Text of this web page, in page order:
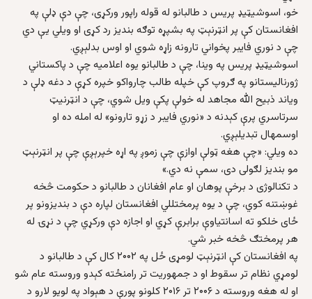
خو، اسوشیټیډ پریس د طالبانو له قوله راپور ورکړی، چې دې ډلې په
افغانستان کې پر انټرنېټ په بشپړه توګه بندیز رد کړی او ویلي یې دي
چې د نوري فایبر پخواني تارونه زاړه شوي او اوس بدلېږي.
اسوشیټیډ پریس په وینا، چې د طالبانو یوه اعلامیه چې د پاکستاني
ژورنالیستانو په ګروپ کې خپله طالب چارواکو خپره کړې د دغه ډلې د
ویاند ذبیح الله مجاهد له خولې پکې ویل شوي، چې د انټرنیټ
سرتاسري پرې کېدنه د «نوري فایبر د زړو تارونو» له امله ده او
اوسمهال تبدیلېږي.
ده ویلي: «چې هغه ټولې اوازې چې زموږ په اړه خپرېږې چې پر انټرنېټ
مو بندیز لګولی دی، سمې نه دي.»
د تکنالوژی د برخې پوهان او عام افغانان د طالبانو د حکومت څخه
غوښتنه کوي، چې د يوه پرمختللي افغانستان لپاره دې د بندیزونو پر
ځای خلکو ته اسانتیاوې برابرې کړي او اجازه دې ورکړي چې د نړۍ له
هر پرمختګ څخه خبر شي.
په افغانستان کې انټرنېټ لومړی ځل په ۲۰۰۲ کال کې د طالبانو د
لومړي نظام تر سقوط او د جمهوریت تر رامنځته کېدو وروسته عام شو
او له هغه وروسته د ۲۰۰۶ تر ۲۰۱۶ کلونو پورې د هېواد په لویو لارو د